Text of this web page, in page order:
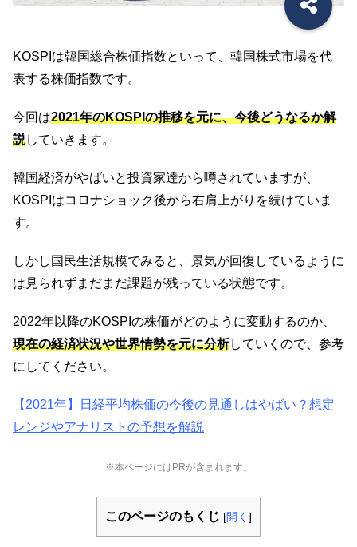
KOSPIは韓国総合株価指数といって、韓国株式市場を代
表する株価指数です。
今回は2021年のKOSPIの推移を元に、今後どうなるか解
説していきます。
韓国経済がやばいと投資家達から噂されていますが、
KOSPIはコロナショック後から右肩上がりを続けていま
す。
しかし国民生活規模でみると、景気が回復しているように
は見られずまだまだ課題が残っている状態です。
2022年以降のKOSPIの株価がどのように変動するのか、
現在の経済状況や世界情勢を元に分析していくので、参考
にしてください。
【2021年】日経平均株価の今後の見通しはやばい？想定
レンジやアナリストの予想を解説
※本ページにはPRが含まれます。
このページのもくじ [開く ]